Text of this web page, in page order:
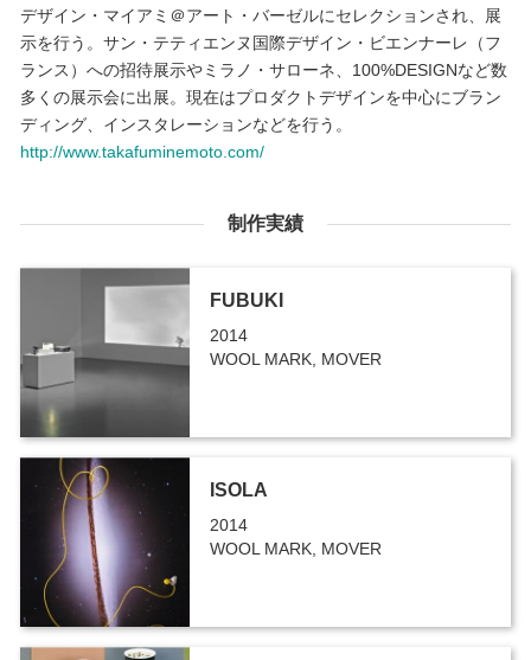
デザイン・マイアミ＠アート・バーゼルにセレクションされ、展
示を行う。サン・テティエンヌ国際デザイン・ビエンナーレ（フ
ランス）への招待展示やミラノ・サローネ、100%DESIGNなど数
多くの展示会に出展。現在はプロダクトデザインを中心にブラン
ディング、インスタレーションなどを行う。
http://www.takafuminemoto.com/
制作実績
FUBUKI
2014
WOOL MARK, MOVER
ISOLA
2014
WOOL MARK, MOVER